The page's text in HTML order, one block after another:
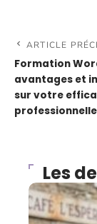
ARTICLE
Formation
avantages et
sur votre
professionnelle
Les